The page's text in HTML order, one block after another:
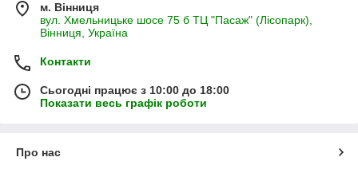
м. Вінниця
вул. Хмельницьке шосе 75 б ТЦ "Пасаж" (Лісопарк),
Вінниця, Україна
Контакти
Сьогодні працює з 10:00 до 18:00
Показати весь графік роботи
Про нас